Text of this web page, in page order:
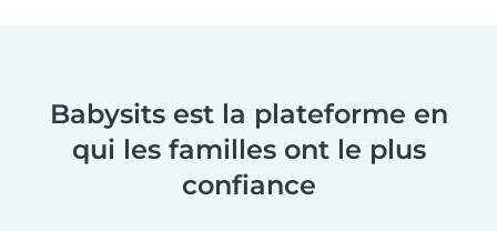
Babysits est la plateforme en
qui les familles ont le plus
confiance